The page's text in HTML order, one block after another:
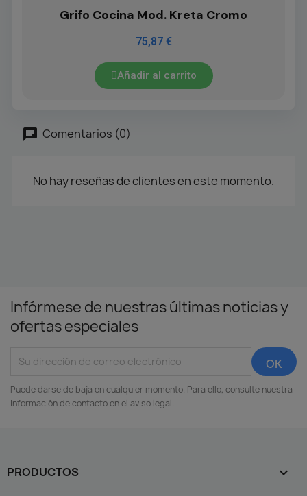
Grifo Cocina Mod. Kreta Cromo
75,87 €
Añadir al carrito
Comentarios (0)
No hay reseñas de clientes en este momento.
Infórmese de nuestras últimas noticias y
ofertas especiales
Puede darse de baja en cualquier momento. Para ello, consulte nuestra
información de contacto en el aviso legal.
PRODUCTOS 